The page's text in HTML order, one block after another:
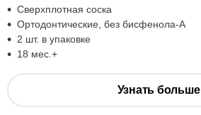
Сверхплотная соска
Ортодонтические, без бисфенола-А
2 шт. в упаковке
18 мес.+
Узнать больше